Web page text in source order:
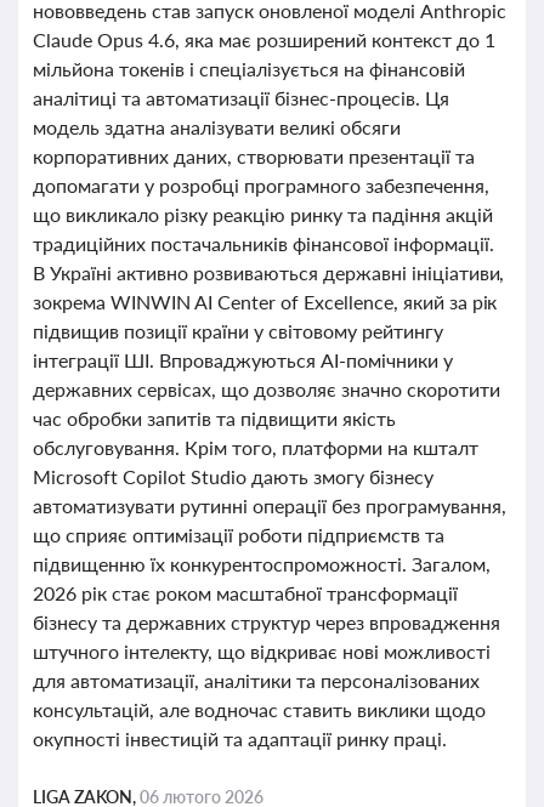
нововведень став запуск оновленої моделі Anthropic
Claude Opus 4.6, яка має розширений контекст до 1
мільйона токенів і спеціалізується на фінансовій
аналітиці та автоматизації бізнес-процесів. Ця
модель здатна аналізувати великі обсяги
корпоративних даних, створювати презентації та
допомагати у розробці програмного забезпечення,
що викликало різку реакцію ринку та падіння акцій
традиційних постачальників фінансової інформації.
В Україні активно розвиваються державні ініціативи,
зокрема WINWIN AI Center of Excellence, який за рік
підвищив позиції країни у світовому рейтингу
інтеграції ШІ. Впроваджуються AI-помічники у
державних сервісах, що дозволяє значно скоротити
час обробки запитів та підвищити якість
обслуговування. Крім того, платформи на кшталт
Microsoft Copilot Studio дають змогу бізнесу
автоматизувати рутинні операції без програмування,
що сприяє оптимізації роботи підприємств та
підвищенню їх конкурентоспроможності. Загалом,
2026 рік стає роком масштабної трансформації
бізнесу та державних структур через впровадження
штучного інтелекту, що відкриває нові можливості
для автоматизації, аналітики та персоналізованих
консультацій, але водночас ставить виклики щодо
окупності інвестицій та адаптації ринку праці.
LIGA ZAKON,06 лютого 2026